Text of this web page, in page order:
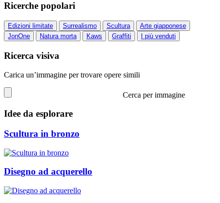
Ricerche popolari
Edizioni limitate Surrealismo Scultura
Arte giapponese
JonOne
Natura morta Kaws Graffiti I più venduti
Ricerca visiva
Carica un’immagine per trovare opere simili
Cerca per immagine
Idee da esplorare
Scultura in bronzo
Disegno ad acquerello